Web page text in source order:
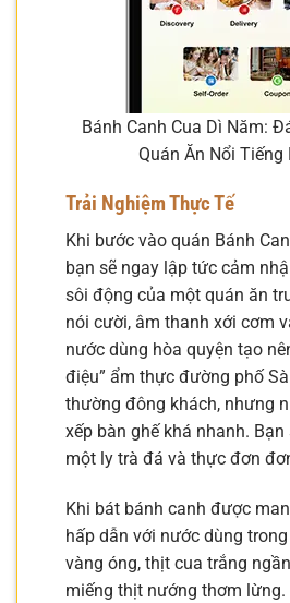
Bánh Canh Cua Dì Năm:
Quán Ăn Nổi Tiếng
Trải Nghiệm Thực Tế
Khi bước vào quán Bánh
bạn sẽ ngay lập tức cảm
sôi động của một quán ăn
nói cười, âm thanh xới cơm
nước dùng hòa quyện tạo
điệu” ẩm thực đường phố
thường đông khách, nhưng
xếp bàn ghế khá nhanh.
một ly trà đá và thực đơn
Khi bát bánh canh được
hấp dẫn với nước dùng
vàng óng, thịt cua trắng
miếng thịt nướng thơm